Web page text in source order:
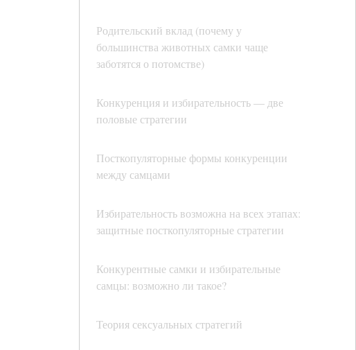
Родительский вклад (почему у
большинства животных самки чаще
заботятся о потомстве)
Конкуренция и избирательность — две
половые стратегии
Посткопуляторные формы конкуренции
между самцами
Избирательность возможна на всех этапах:
защитные посткопуляторные стратегии
Конкурентные самки и избирательные
самцы: возможно ли такое?
Теория сексуальных стратегий